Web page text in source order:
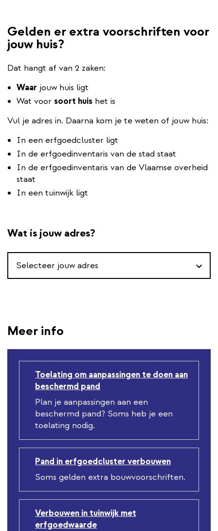
Gelden er extra voorschriften voor
jouw huis?
Dat hangt af van 2 zaken:
Waar jouw huis ligt
Wat voor soort huis het is
Vul je adres in. Daarna kom je te weten of jouw huis:
In een erfgoedcluster ligt
In de erfgoedinventaris van de stad staat
In de erfgoedinventaris van de Vlaamse overheid
staat
In een tuinwijk ligt
Wat is jouw adres?
jouw
Selecteer jouw adres
Meer info
Toelating om aanpassingen te doen aan
beschermd pand
Plan je aanpassingen aan een
beschermd pand? Soms heb je een
toelating nodig.
Pand in erfgoedcluster verbouwen
Soms gelden extra bouwvoorschriften.
Verbouwen in tuinwijk met
erfgoedwaarde